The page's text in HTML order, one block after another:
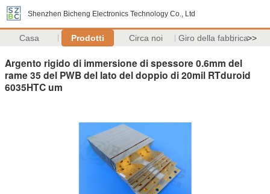
Shenzhen Bicheng Electronics Technology Co., Ltd
Casa Prodotti Circa noi Giro della fabbrica>>
Argento rigido di immersione di spessore 0.6mm del
rame 35 del PWB del lato del doppio di 20mil RTduroid
6035HTC um